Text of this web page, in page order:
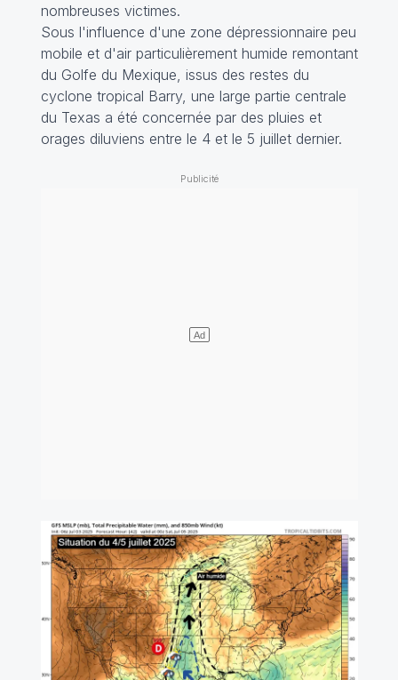
nombreuses victimes.
Sous l'influence d'une zone dépressionnaire peu
mobile et d'air particulièrement humide remontant
du Golfe du Mexique, issus des restes du
cyclone tropical Barry, une large partie centrale
du Texas a été concernée par des pluies et
orages diluviens entre le 4 et le 5 juillet dernier.